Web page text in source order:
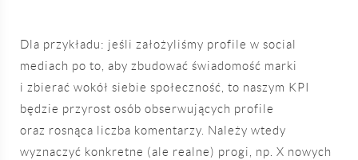
Dla przykładu: jeśli założyliśmy profile w social
mediach po to, aby zbudować świadomość marki
i zbierać wokół siebie społeczność, to naszym KPI
będzie przyrost osób obserwujących profile
oraz rosnąca liczba komentarzy. Należy wtedy
wyznaczyć konkretne (ale realne) progi, np. X nowych